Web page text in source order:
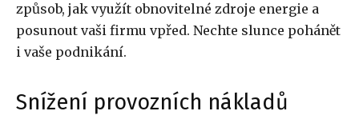
způsob, jak využít obnovitelné zdroje energie a
posunout vaši firmu vpřed. Nechte slunce pohánět
i vaše podnikání.
Snížení provozních nákladů